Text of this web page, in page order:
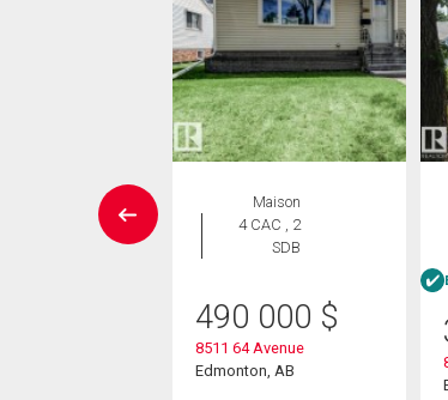
Maison
4 CAC , 2
SDB
490 000 $
8511 64 Avenue
Edmonton, AB